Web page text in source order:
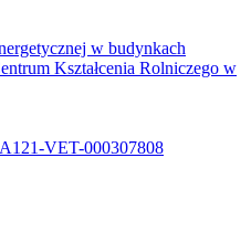
VET-000307808